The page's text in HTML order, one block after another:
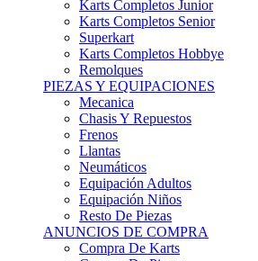
Superkart
Karts Completos Hobbye
Remolques
PIEZAS Y EQUIPACIONES
Mecanica
Chasis Y Repuestos
Frenos
Llantas
Neumáticos
Equipación Adultos
Equipación Niños
Resto De Piezas
ANUNCIOS DE COMPRA
Compra De Karts
Compra De Piezas
BARQUETAS, FÓRMULAS Y CM